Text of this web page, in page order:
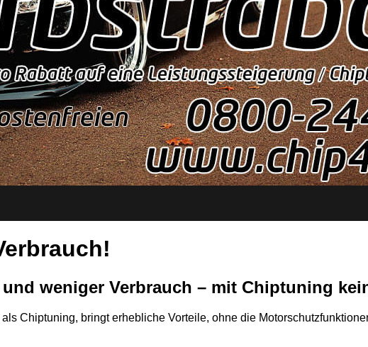
weniger Verbrauch – mit Chiptuning
Chiptuning, bringt erhebliche Vorteile, ohne die